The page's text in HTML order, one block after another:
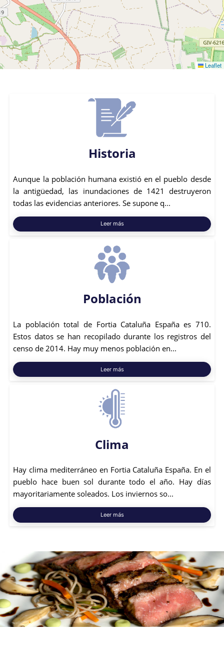
Leaflet
Historia
Aunque la población humana existió en el pueblo desde
la antigüedad, las inundaciones de 1421 destruyeron
todas las evidencias anteriores. Se supone q...
Leer más
Población
La población total de Fortia Cataluña España es 710.
Estos datos se han recopilado durante los registros del
censo de 2014. Hay muy menos población en...
Leer más
Clima
Hay clima mediterráneo en Fortia Cataluña España. En el
pueblo hace buen sol durante todo el año. Hay días
mayoritariamente soleados. Los inviernos so...
Leer más